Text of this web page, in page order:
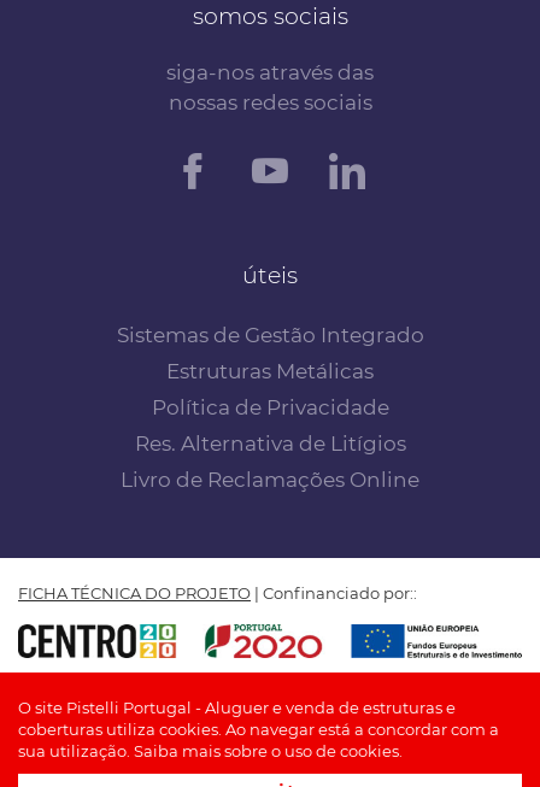
somos sociais
siga-nos através das
nossas redes sociais
úteis
Sistemas de Gestão Integrado
Estruturas Metálicas
Política de Privacidade
Res. Alternativa de Litígios
Livro de Reclamações Online
PISTELLI PORTUGAL by Insuflar - Manufactura, Comércio e
Locação de Coberturas, Lda © TODOS OS DIREITOS
RESERVADOS
FICHA TÉCNICA DO PROJETO | Confinanciado por::
O site Pistelli Portugal - Aluguer e venda de estruturas e
coberturas utiliza cookies. Ao navegar está a concordar com a
sua utilização. Saiba mais sobre o uso de cookies.